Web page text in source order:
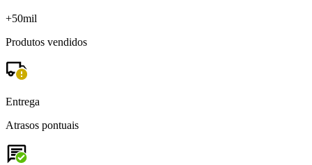
+50mil
Produtos vendidos
Entrega
Atrasos pontuais